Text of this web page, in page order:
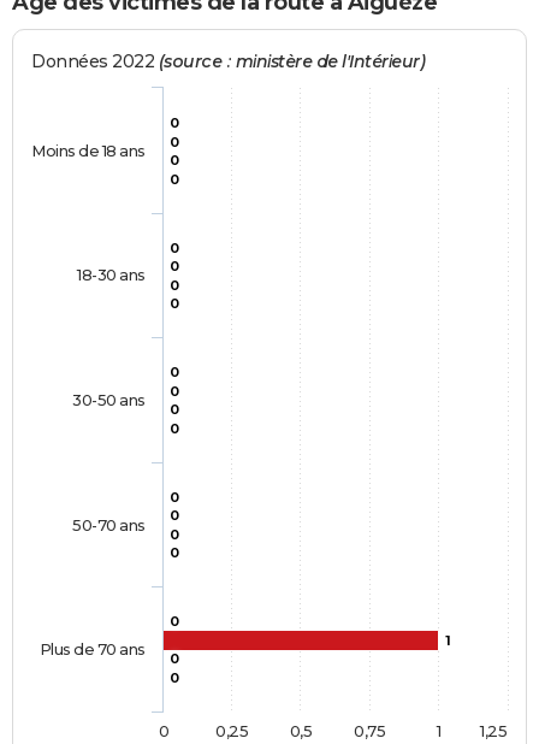
Données 2022 (source : ministère de l'Intérieur)
0
0
0
0
0
0
0
0
0
1
0
0
0
0
0
0
0
0
0
0
Moins de 18 ans
18-30 ans
30-50 ans
50-70 ans
Plus de 70 ans
0 1
0,25 0,5 0,75 1,25